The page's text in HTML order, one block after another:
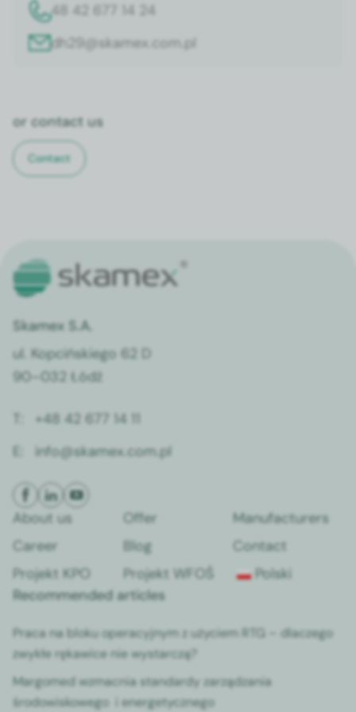
48 42 677 14 24
dh29@skamex.com.pl
or con­tact us
Con­tact
Skamex S.A.
ul. Kop­cińskiego 62 D
90–032 Łódź
T:
+48 42 677 14 11
E:
info@skamex.com.pl
About us Offer
Man­u­fac­tur­ers
Career
Blog
Con­tact
Pro­jekt KPO
Pro­jekt WFOŚ
Pol­s­ki
Recommended articles
Pra­ca na bloku oper­a­cyjnym z uży­ciem RTG – dlaczego
zwykłe rękaw­ice nie wystar­czą?
Mar­gomed wzmac­nia stan­dardy zarządza­nia
środowiskowego i ener­gety­cznego